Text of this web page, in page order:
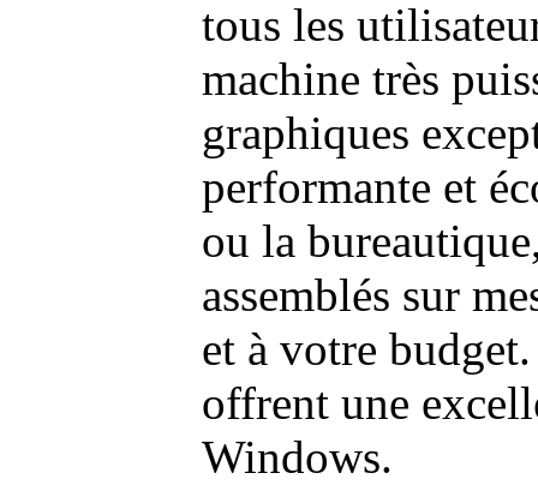
tous les
machine très
graphiques
performante et
ou la
assemblés sur
et à votre
offrent une
Windows.